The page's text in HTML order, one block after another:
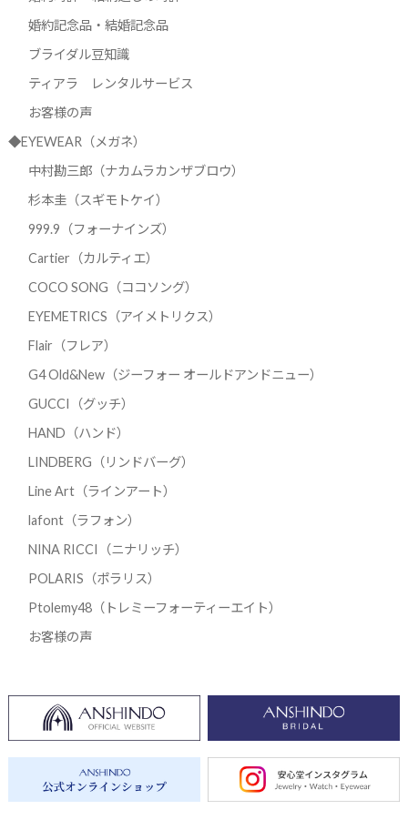
婚約記念品・結婚記念品
ブライダル豆知識
ティアラ レンタルサービス
お客様の声
◆EYEWEAR（メガネ）
中村勘三郎（ナカムラカンザブロウ）
杉本圭（スギモトケイ）
999.9（フォーナインズ）
Cartier（カルティエ）
COCO SONG（ココソング）
EYEMETRICS（アイメトリクス）
Flair（フレア）
G4 Old&New（ジーフォー オールドアンドニュー）
GUCCI（グッチ）
HAND（ハンド）
LINDBERG（リンドバーグ）
Line Art（ラインアート）
lafont（ラフォン）
NINA RICCI（ニナリッチ）
POLARIS（ポラリス）
Ptolemy48（トレミーフォーティーエイト）
お客様の声